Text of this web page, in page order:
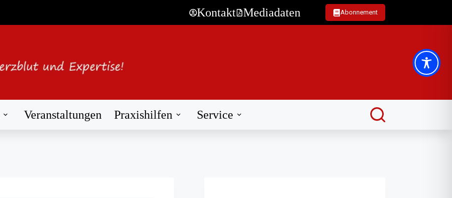
Kontakt Mediadaten Abonnement
Veranstaltungen Praxishilfen Service